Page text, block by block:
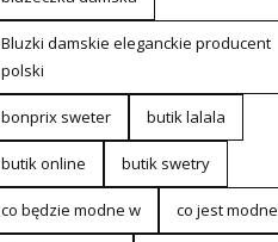
Bluzki damskie eleganckie producent
polski
bonprix sweter butik lalala
butik online butik swetry
co będzie modne w co jest modne